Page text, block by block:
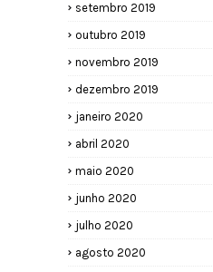
setembro 2019
outubro 2019
novembro 2019
dezembro 2019
janeiro 2020
abril 2020
maio 2020
junho 2020
julho 2020
agosto 2020